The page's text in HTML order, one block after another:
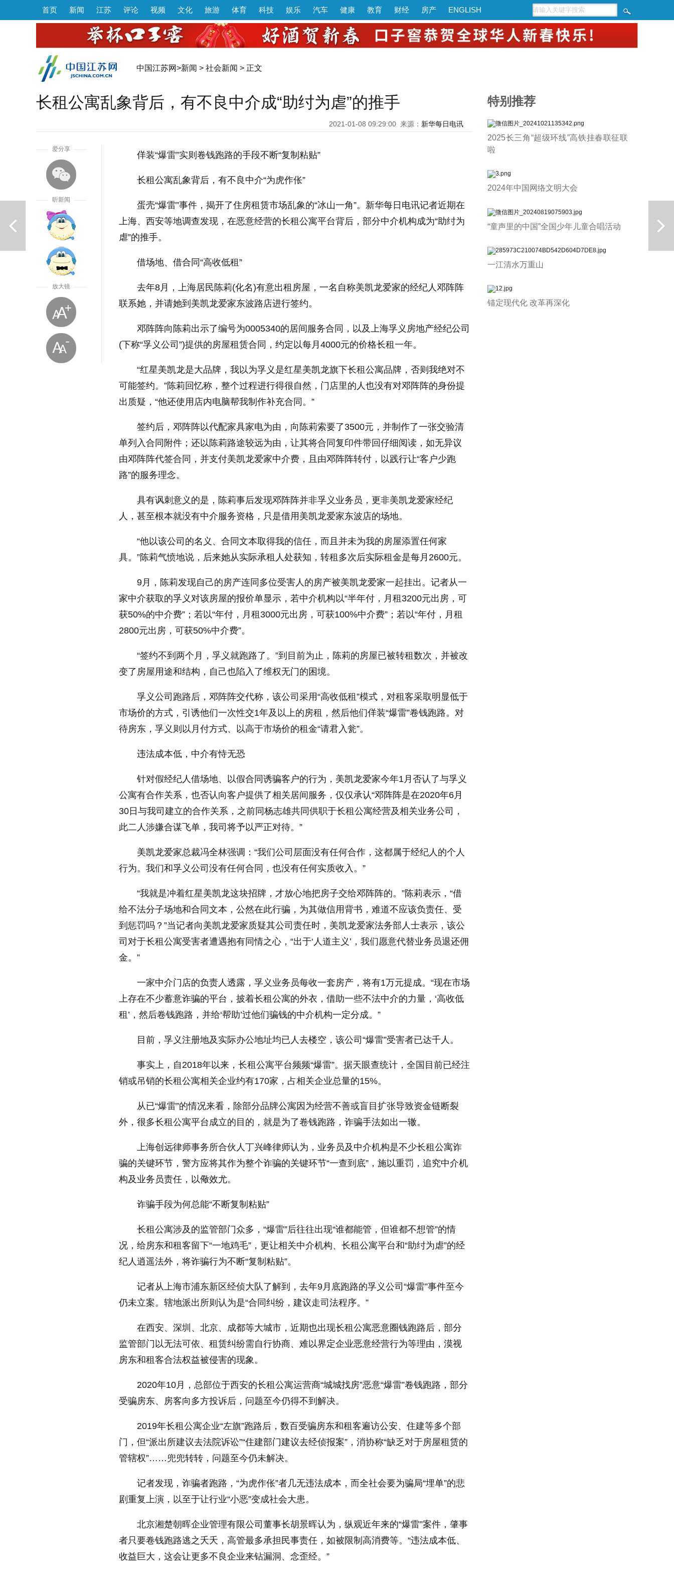
首页 新闻 江苏 评论 视频 文化 旅游 体育 科技 娱乐 汽车 健康 教育 财经 房产 ENGLISH
中国江苏网>新闻 > 社会新闻 > 正文
长租公寓乱象背后，有不良中介成“助纣为虐”的推手
2021-01-08 09:29:00 来源： 新华每日电讯
爱分享
听新闻
放大镜
佯装“爆雷”实则卷钱跑路的手段不断“复制粘贴”
长租公寓乱象背后，有不良中介“为虎作伥”
蛋壳“爆雷”事件，揭开了住房租赁市场乱象的“冰山一角”。新华每日电讯记者近期在
上海、西安等地调查发现，在恶意经营的长租公寓平台背后，部分中介机构成为“助纣为
虐”的推手。
借场地、借合同“高收低租”
去年8月，上海居民陈莉(化名)有意出租房屋，一名自称美凯龙爱家的经纪人邓阵阵
联系她，并请她到美凯龙爱家东波路店进行签约。
邓阵阵向陈莉出示了编号为0005340的居间服务合同，以及上海孚义房地产经纪公司
(下称“孚义公司”)提供的房屋租赁合同，约定以每月4000元的价格长租一年。
“红星美凯龙是大品牌，我以为孚义是红星美凯龙旗下长租公寓品牌，否则我绝对不
可能签约。”陈莉回忆称，整个过程进行得很自然，门店里的人也没有对邓阵阵的身份提
出质疑，“他还使用店内电脑帮我制作补充合同。”
签约后，邓阵阵以代配家具家电为由，向陈莉索要了3500元，并制作了一张交验清
单列入合同附件；还以陈莉路途较远为由，让其将合同复印件带回仔细阅读，如无异议
由邓阵阵代签合同，并支付美凯龙爱家中介费，且由邓阵阵转付，以践行让“客户少跑
路”的服务理念。
具有讽刺意义的是，陈莉事后发现邓阵阵并非孚义业务员，更非美凯龙爱家经纪
人，甚至根本就没有中介服务资格，只是借用美凯龙爱家东波店的场地。
“他以该公司的名义、合同文本取得我的信任，而且并未为我的房屋添置任何家
具。”陈莉气愤地说，后来她从实际承租人处获知，转租多次后实际租金是每月2600元。
9月，陈莉发现自己的房产连同多位受害人的房产被美凯龙爱家一起挂出。记者从一
家中介获取的孚义对该房屋的报价单显示，若中介机构以“半年付，月租3200元出房，可
获50%的中介费”；若以“年付，月租3000元出房，可获100%中介费”；若以“年付，月租
2800元出房，可获50%中介费”。
“签约不到两个月，孚义就跑路了。”到目前为止，陈莉的房屋已被转租数次，并被改
变了房屋用途和结构，自己也陷入了维权无门的困境。
孚义公司跑路后，邓阵阵交代称，该公司采用“高收低租”模式，对租客采取明显低于
市场价的方式，引诱他们一次性交1年及以上的房租，然后他们佯装“爆雷”卷钱跑路。对
待房东，孚义则以月付方式、以高于市场价的租金“请君入瓮”。
违法成本低，中介有恃无恐
针对假经纪人借场地、以假合同诱骗客户的行为，美凯龙爱家今年1月否认了与孚义
公寓有合作关系，也否认向客户提供了相关居间服务，仅仅承认“邓阵阵是在2020年6月
30日与我司建立的合作关系，之前同杨志雄共同供职于长租公寓经营及相关业务公司，
此二人涉嫌合谋飞单，我司将予以严正对待。”
美凯龙爱家总裁冯全林强调：“我们公司层面没有任何合作，这都属于经纪人的个人
行为。我们和孚义公司没有任何合同，也没有任何实质收入。”
“我就是冲着红星美凯龙这块招牌，才放心地把房子交给邓阵阵的。”陈莉表示，“借
给不法分子场地和合同文本，公然在此行骗，为其做信用背书，难道不应该负责任、受
到惩罚吗？”当记者向美凯龙爱家质疑其公司责任时，美凯龙爱家法务部人士表示，该公
司对于长租公寓受害者遭遇抱有同情之心，“出于‘人道主义’，我们愿意代替业务员退还佣
金。”
一家中介门店的负责人透露，孚义业务员每收一套房产，将有1万元提成。“现在市场
上存在不少蓄意诈骗的平台，披着长租公寓的外衣，借助一些不法中介的力量，‘高收低
租’，然后卷钱跑路，并给‘帮助’过他们骗钱的中介机构一定分成。”
目前，孚义注册地及实际办公地址均已人去楼空，该公司“爆雷”受害者已达千人。
事实上，自2018年以来，长租公寓平台频频“爆雷”。据天眼查统计，全国目前已经注
销或吊销的长租公寓相关企业约有170家，占相关企业总量的15%。
从已“爆雷”的情况来看，除部分品牌公寓因为经营不善或盲目扩张导致资金链断裂
外，很多长租公寓平台成立的目的，就是为了卷钱跑路，诈骗手法如出一辙。
上海创远律师事务所合伙人丁兴峰律师认为，业务员及中介机构是不少长租公寓诈
骗的关键环节，警方应将其作为整个诈骗的关键环节“一查到底”，施以重罚，追究中介机
构及业务员责任，以儆效尤。
诈骗手段为何总能“不断复制粘贴”
长租公寓涉及的监管部门众多，“爆雷”后往往出现“谁都能管，但谁都不想管”的情
况，给房东和租客留下“一地鸡毛”，更让相关中介机构、长租公寓平台和“助纣为虐”的经
纪人逍遥法外，将诈骗行为不断“复制粘贴”。
记者从上海市浦东新区经侦大队了解到，去年9月底跑路的孚义公司“爆雷”事件至今
仍未立案。辖地派出所则认为是“合同纠纷，建议走司法程序。”
在西安、深圳、北京、成都等大城市，近期也出现长租公寓恶意圈钱跑路后，部分
监管部门以无法可依、租赁纠纷需自行协商、难以界定企业恶意经营行为等理由，漠视
房东和租客合法权益被侵害的现象。
2020年10月，总部位于西安的长租公寓运营商“城城找房”恶意“爆雷”卷钱跑路，部分
受骗房东、房客向多方投诉后，问题至今仍得不到解决。
2019年长租公寓企业“左旗”跑路后，数百受骗房东和租客遍访公安、住建等多个部
门，但“派出所建议去法院诉讼”“住建部门建议去经侦报案”，消协称“缺乏对于房屋租赁的
管辖权”……兜兜转转，问题至今仍未解决。
记者发现，诈骗者跑路，“为虎作伥”者几无违法成本，而全社会要为骗局“埋单”的悲
剧重复上演，以至于让行业“小恶”变成社会大患。
北京湘楚朝晖企业管理有限公司董事长胡景晖认为，纵观近年来的“爆雷”案件，肇事
者只要卷钱跑路逃之夭夭，高管最多承担民事责任，如被限制高消费等。“违法成本低、
收益巨大，这会让更多不良企业来钻漏洞、念歪经。”
特别推荐
2025长三角“超级环线”高铁挂春联征联
啦
2024年中国网络文明大会
“童声里的中国”全国少年儿童合唱活动
一江清水万重山
锚定现代化 改革再深化